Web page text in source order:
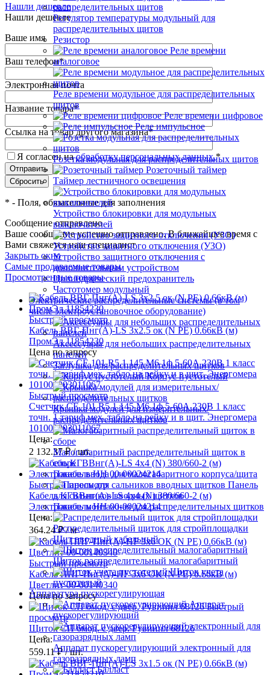
Регулятор температуры модульный для
распределительных щитов
Резистор
Реле времени
аналоговое
Реле времени модульное для распределительных
щитов
Реле времени цифровое
Реле импульсное
Розетка модульная для распределительных щитов
Розеточный таймер
Таймер лестничного освещения
Устройство блокировки для модульных
выключателей
Устройство защитного отключения (УЗО)
Устройство защитного отключения с
дополнительным устройством
Цилиндрический предохранитель
Частотомер модульный
Электрические распределительные системы (в том
числе электроустановочное оборудование)
Аксессуары для небольших распределительных
панелей
Заглушка для распределительных щитков
Корпус пустотелый
Крышка модулей для измерительных/
распределительных щитков
Малогабаритный распределительный щиток в
сборе
Панель ввода для малогабаритного корпуса/щита
Панель
для сальников вводных щитков
Панель монтажная для распределительных щитков
Распределительный щиток для стройплощадки
Щит вводный кабельный
Щиток распределительный малогабаритный
Щиток учета
пустотелый
Аппаратура пускорегулирующая
Аппарат
пускорегулирующий
Аппарат пускорегулирующий электронный для
газоразрядных ламп
Балласт
Нашли дешевле
Нашли дешевле
Ваше имя
Ваш телефон*
Электронная почта
Название товара*
Ссылка на товар другого магазина*
Я согласен наобработку персональных данных.*
* - Поля, обязательные для заполнения
Сообщение отправлено
Ваше сообщение успешно отправлено. В ближайшее время с
Вами свяжется наш специалист
Закрыть окно
Самые продаваемые товары
Просмотренные товары
Быстрый просмотр
Кабель ВВГ-Пнг(А)-LS 3х2.5 ок (N PE) 0.66кВ (м)
ПромЭл 11854230
Цена по запросу
Быстрый просмотр
Счетчик CE 101 R5.1 145 М6 1ф 5-60А 230В 1 класс
точн. 1 тариф мех. табло на рейку и в щит. Энергомера
101001003011067
Цена:
2 132.37 ₽/ шт.
Быстрый просмотр
Кабель КГВВнг(А)-LS 4х4 (N) 380/660-2 (м)
Электрокабель НН 00-00024214
Цена:
364.24 ₽/ м
Быстрый просмотр
Кабель ППГ-Пнг(А)-HF 3х6 ОК (N PE) 0.66кВ (м)
Цветлит 00-00140340
Цена по запросу
Быстрый
просмотр
Щиток СП 6мод. с двер. Рувинил 68126
Цена:
559.11 ₽/ шт.